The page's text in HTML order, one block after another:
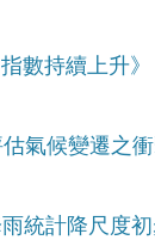
數持續上升》
氣候變遷之衝
統計降尺度初